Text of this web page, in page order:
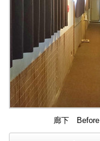
廊下 Before